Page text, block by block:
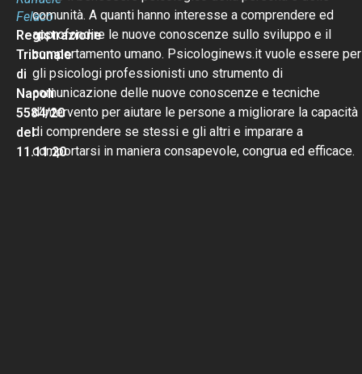
Felaco
Registrazione
Tribunale
di
Napoli
5584/20
del
11.11.20
comunità. A quanti hanno interesse a comprendere ed
approfondire le nuove conoscenze sullo sviluppo e il
comportamento umano. Psicologinews.it vuole essere per
gli psicologi professionisti uno strumento di
comunicazione delle nuove conoscenze e tecniche
d’intervento per aiutare le persone a migliorare la capacità
di comprendere se stessi e gli altri e imparare a
comportarsi in maniera consapevole, congrua ed efficace.